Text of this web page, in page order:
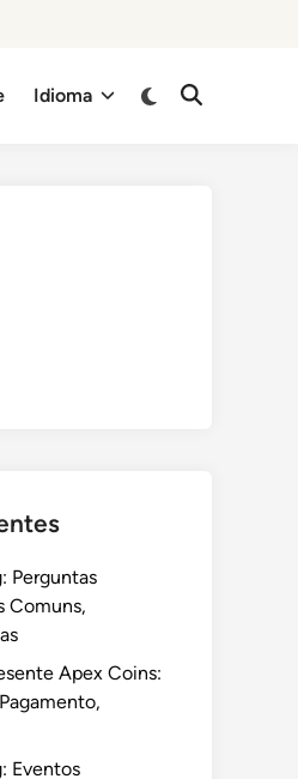
Idioma
Switch
Open
Perguntas
Comuns,
Apex Coins:
Eventos